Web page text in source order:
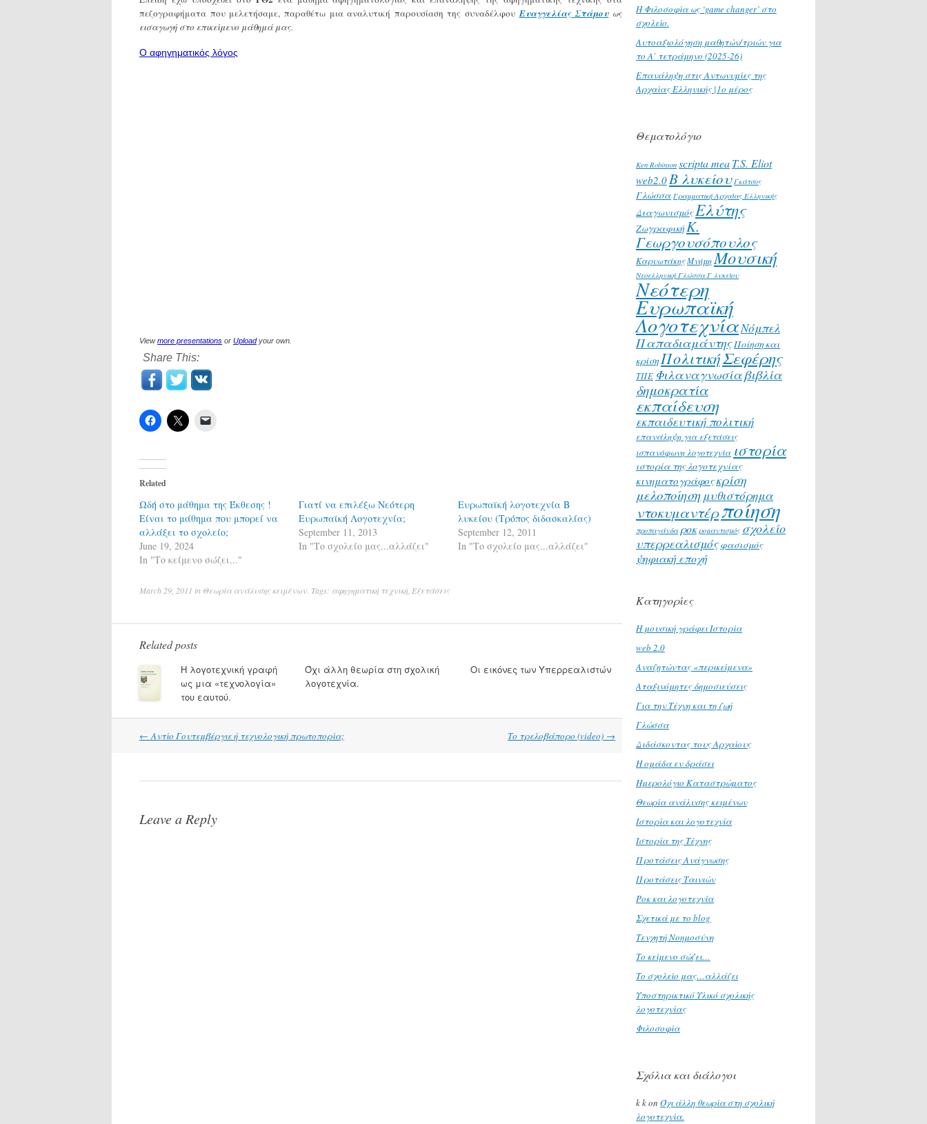
πεζογραφήματα που μελετήσαμε, παραθέτω μια αναλυτική παρουσίαση της συναδέλφου Ευαγγελίας Στάμουως
εισαγωγή στο επικείμενο μάθημά μας.
Ο αφηγηματικός λόγος
Viewmore presentations or Uploadyour own.
Share This:
Related
Ωδή στο μάθημα της Έκθεσης !
Είναι το μάθημα που μπορεί να
αλλάξει το σχολείο;
June 19, 2024
In "Το κείμενο σώζει..."
Γιατί να επιλέξω Νεότερη
Ευρωπαϊκή Λογοτεχνία;
September 11, 2013
In "Το σχολείο μας...αλλάζει"
Ευρωπαϊκή λογοτεχνία Β
λυκείου (Τρόπος διδασκαλίας)
September 12, 2011
In "Το σχολείο μας...αλλάζει"
March 29, 2011 in Θεωρία ανάλυσης κειμένων . Tags: αφηγηματική τεχνική Εξετάσεις
Related posts
Η λογοτεχνική γραφή
ως μια «τεχνολογία»
του εαυτού.
Όχι άλλη θεωρία στη σχολική
λογοτεχνία.
Οι εικόνες των Υπερρεαλιστών
Post
← Αντίο Γουτεμβέργιε ή τεχνολογική πρωτοπορία; Το τρελοβάπορο (video) →
Leave a Reply
H Φιλοσοφία ως ‘game changer’ στο
σχολείο.
Αυτοαξιολόγηση μαθητών/τριών για
το Α΄ τετράμηνο (2025-26)
Επανάληψη στις Αντωνυμίες της
Αρχαίας Ελληνικής |1ο μέρος
Θεματολόγιο
Ken Robinson scripta meaT.S. Eliot
web2.0Β λυκείου Γκάτσος
Γλώσσα Γραμματική Αρχαίας Ελληνικής
Διαγωνισμός Ελύτης
ΖωγραφικήΚ.
Γεωργουσόπουλος
ΚαρυωτάκηςΜνήμηΜουσική
Νεοελληνική Γλώσσα Γ λυκείου
Νεότερη
Ευρωπαϊκή
ΛογοτεχνίαΝόμπελ
ΠαπαδιαμάντηςΠοίηση και
κρίσηΠολιτικήΣεφέρης
ΤΠΕ Φιλαναγνωσίαβιβλία
δημοκρατία
εκπαίδευση
εκπαιδευτική πολιτική
επανάληψη για εξετάσεις
ισπανόφωνη λογοτεχνία ιστορία
ιστορία της λογοτεχνίας
κινηματογράφοςκρίση
μελοποίησημυθιστόρημα
ντοκυμαντέρποίηση
προπαγάνδα ροκ ρομαντισμός σχολείο
υπερρεαλισμός φασισμός
ψηφιακή εποχή
Κατηγορίες
H μουσική γράφει Ιστορία
web 2.0
Αναζητώντας «περικείμενα»
Αταξινόμητες δημοσιεύσεις
Για την Τέχνη και τη ζωή
Γλώσσα
Διδάσκοντας τους Αρχαίους
Η ομάδα εν δράσει
Ημερολόγιο Καταστρώματος
Θεωρία ανάλυσης κειμένων
Ιστορία και λογοτεχνία
Ιστορία της Τέχνης
Προτάσεις Ανάγνωσης
Προτάσεις Ταινιών
Ροκ και λογοτεχνία
Σχετικά με το blog
Τενχητή Νοημοσύνη
Το κείμενο σώζει…
Το σχολείο μας…αλλάζει
Υποστηρικτικό Υλικό σχολικής
λογοτεχνίας
Φιλοσοφία
Σχόλια και διάλογοι
k kon Όχι άλλη θεωρία στη σχολική
λογοτεχνία.